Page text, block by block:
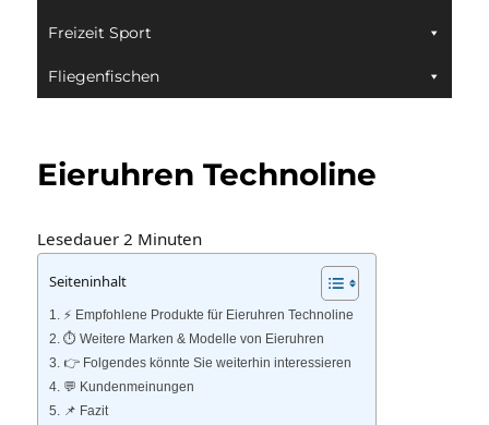
Freizeit Sport
Fliegenfischen
Eieruhren Technoline
Lesedauer 2 Minuten
Seiteninhalt
⚡️ Empfohlene Produkte für Eieruhren Technoline
⏱️ Weitere Marken & Modelle von Eieruhren
👉 Folgendes könnte Sie weiterhin interessieren
💬 Kundenmeinungen
📌 Fazit